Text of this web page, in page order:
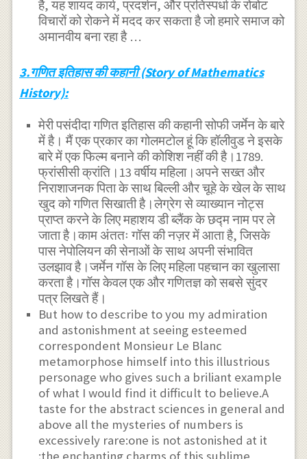
है, यह शायद कार्य, प्रदर्शन, और प्रतिस्पर्धा के रोबोट
विचारों को रोकने में मदद कर सकता है जो हमारे समाज को
अमानवीय बना रहा है …
3.गणित इतिहास की कहानी (Story of Mathematics
History):
मेरी पसंदीदा गणित इतिहास की कहानी सोफी जर्मेन के बारे
में है। मैं एक प्रकार का गोलमटोल हूं कि हॉलीवुड ने इसके
बारे में एक फिल्म बनाने की कोशिश नहीं की है।1789.
फ्रांसीसी क्रांति।13 वर्षीय महिला।अपने सख्त और
निराशाजनक पिता के साथ बिल्ली और चूहे के खेल के साथ
खुद को गणित सिखाती है।लेग्रेग से व्याख्यान नोट्स
प्राप्त करने के लिए महाशय डी ब्लैंक के छद्म नाम पर ले
जाता है।काम अंततः गॉस की नज़र में आता है, जिसके
पास नेपोलियन की सेनाओं के साथ अपनी संभावित
उलझाव है।जर्मेन गॉस के लिए महिला पहचान का खुलासा
करता है।गॉस केवल एक और गणितज्ञ को सबसे सुंदर
पत्र लिखते हैं।
But how to describe to you my admiration
and astonishment at seeing esteemed
correspondent Monsieur Le Blanc
metamorphose himself into this illustrious
personage who gives such a briliant example
of what I would find it difficult to believe.A
taste for the abstract sciences in general and
above all the mysteries of numbers is
excessively rare:one is not astonished at it
:the enchanting charms of this sublime